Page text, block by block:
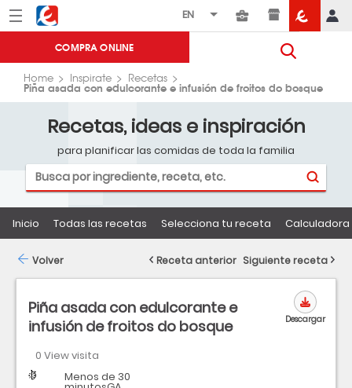
Menú Eroski
COMPRA ONLINE
Home Inspirate Recetas
Piña asada con edulcorante e infusión de froitos do bosque
Recetas, ideas e inspiración
para planificar las comidas de toda la familia
Inicio Todas las recetas Selecciona tu receta
Piña asada con edulcorante e
infusión de froitos do bosque
0 View visita
Dificultad
Tiempo Menos de 30
Descargar
Volver Receta anterior Siguiente receta